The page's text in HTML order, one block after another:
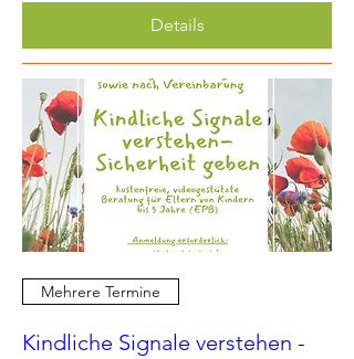
Details
Mehrere Termine
Kindliche Signale verstehen -